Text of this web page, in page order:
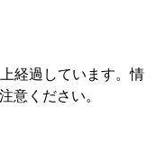
経過しています。情
意ください。